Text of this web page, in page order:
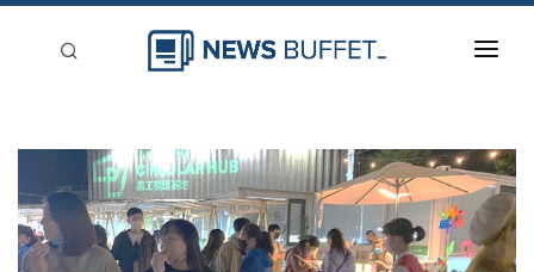
新聞稿分類
登入
刊登